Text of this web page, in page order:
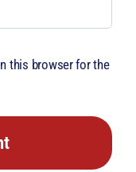
this browser for the